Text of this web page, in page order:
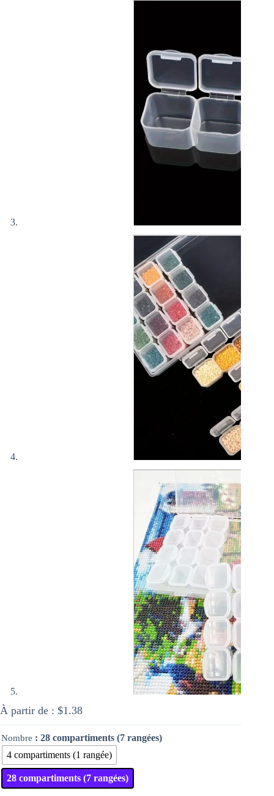
À partir de : $1.38
Nombre : 28 compartiments (7 rangées)
4 compartiments (1 rangée)
28 compartiments (7 rangées)